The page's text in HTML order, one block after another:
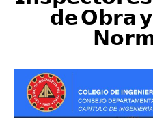
𝗱𝗲 𝗢𝗯𝗿𝗮